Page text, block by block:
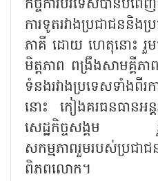
កិច្ចការបរទេសបានបំពេ
ការទូតរវាងប្រជាជននិ
ភាគី ដោយ ហេតុនោះ រួ
មិត្តភាព ពង្រឹងសាមគ្គីភា
ទំនងរវាងប្រទេសទាំងពី
នោះ កៀងគរធនធានអន្ត
សេដ្ឋកិច្ចសង្គម រួ
សកម្មភាពរួមរបស់
ពិភពលោក។